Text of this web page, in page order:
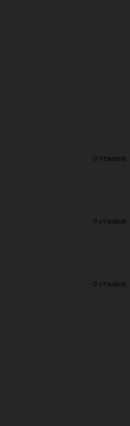
0 отзывов
0 отзывов
0 отзывов